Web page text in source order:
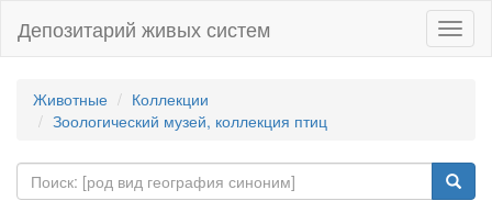
Депозитарий живых систем
Животные
Коллекции
Зоологический музей, коллекция птиц